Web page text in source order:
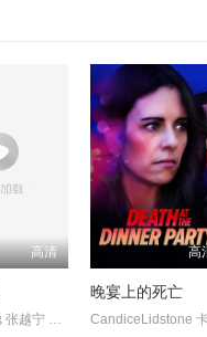
高清 高
晚宴上的死亡